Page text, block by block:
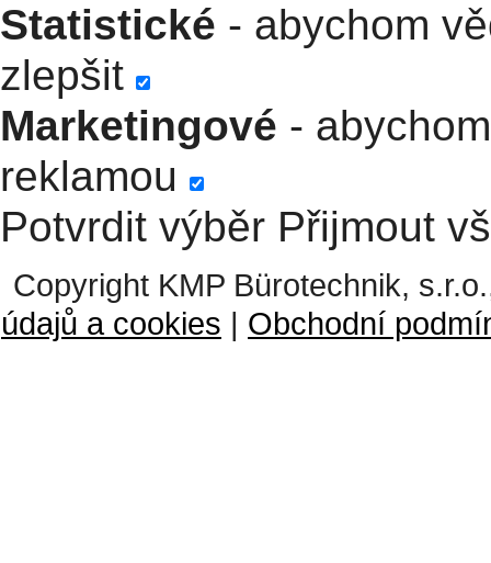
Statistické - abychom
zlepšit
Marketingové -
reklamou
Potvrdit výběr Přijmout
Copyright KMP Bürotechnik,
údajů a cookies | Obchodní